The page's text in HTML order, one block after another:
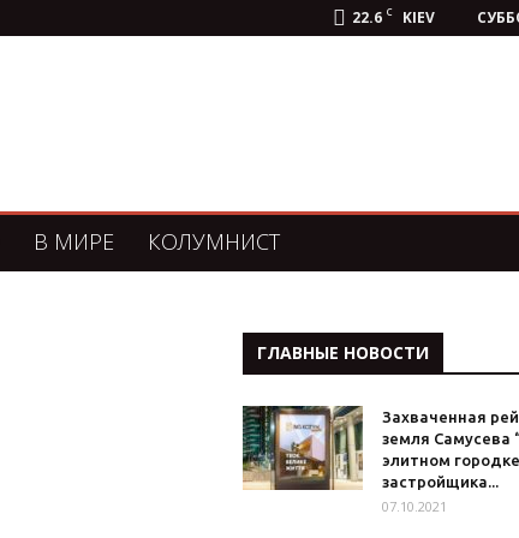
22.6 C KIEV
В МИРЕ КОЛУМНИСТ
ГЛАВНЫЕ НОВОСТИ
Захваченная
земля Самусева
элитном
застройщика...
07.10.2021